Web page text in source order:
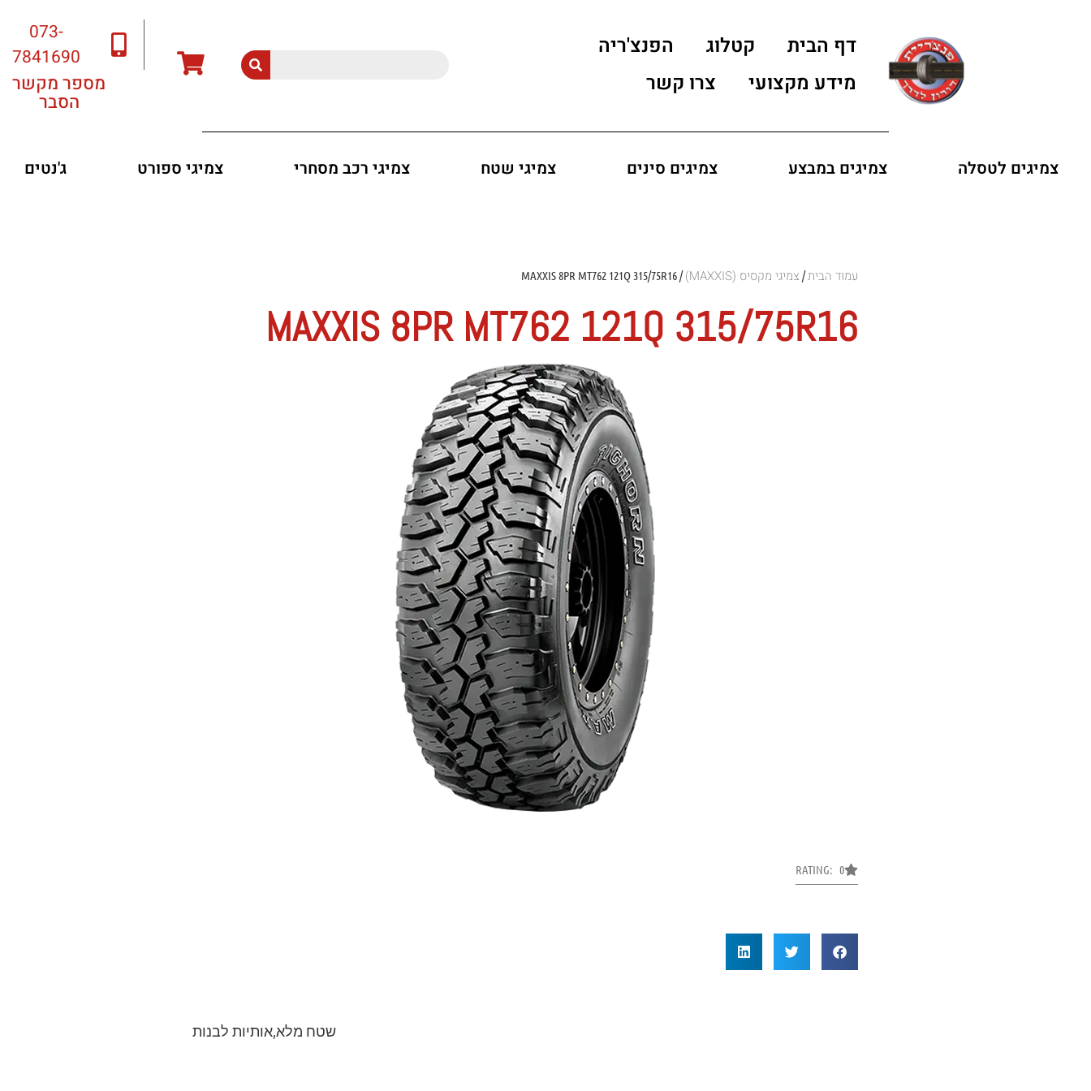
דף הבית קטלוג
הפנצ'ריה
מידע מקצועי
צרו קשר
073-
7841690
מספר מקשר
הסבר
צמיגים לטסלה צמיגים במבצע צמיגים סינים צמיגי שטח צמיגי רכב מסחרי צמיגי ספורט ג'נטים
עמוד הבית/ צמיגי מקסיס (MAXXIS) / MAXXIS 8PR MT762 121Q 315/75R16
MAXXIS 8PR MT762 121Q 315/75R16
RATING: 0
שטח מלא,אותיות לבנות